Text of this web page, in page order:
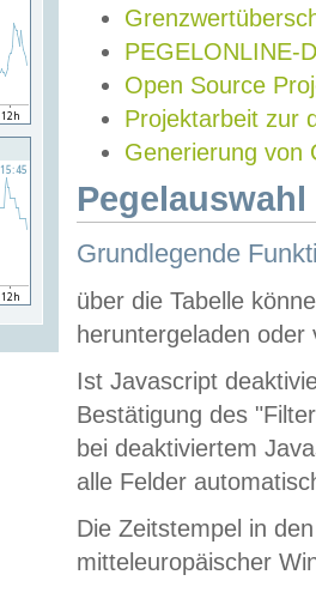
PEGELONLINE-
Open Source
Projektarbeit zur
Generierung von
Grundlegende
über die Tabelle
heruntergeladen oder
Ist Javascript
Bestätigung des
bei deaktiviertem
alle Felder
Die Zeitstempel in
mitteleuropäischer